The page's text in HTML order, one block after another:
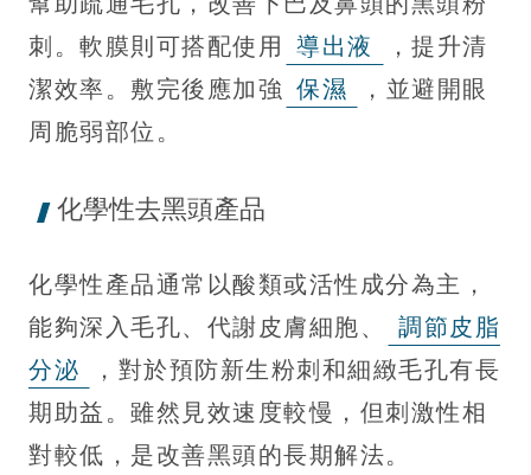
刺。軟膜則可搭配使用 導出液
，提升清
潔效率。敷完後應加強 保濕
，並避開眼
周脆弱部位。
化學性去黑頭產品
化學性產品通常以酸類或活性成分為主，
能夠深入毛孔、代謝皮膚細胞、
調節皮脂
分泌
，對於預防新生粉刺和細緻毛孔有長
期助益。雖然見效速度較慢，但刺激性相
對較低，是改善黑頭的長期解法。